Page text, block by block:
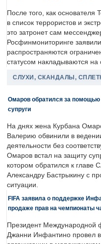
После того, как основателя
в список террористов и
это затронет сам
Росфинмониторинге
распространяются
статусом накладываются на
СЛУХИ, СКАНДАЛЫ,
Омаров обратился за
супруги
На днях жена Курбана
Валерию обвинили в
деятельности без
Омаров встал на защиту
котором обратился к главе
Александру Бастрыкину с
ситуации.
FIFA заявила о поддержке
продаже прав на чемпионаты
Президент Международной
Джанни Инфантино провел